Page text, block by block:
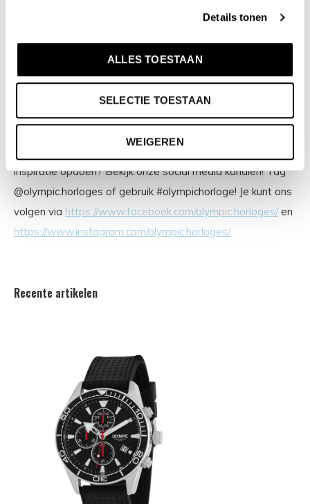
Details tonen
ALLES TOESTAAN
SELECTIE TOESTAAN
WEIGEREN
prijs-kwaliteitverhouding staat bij Olympic hoog in het
vaandel met prijzen die uiteenlopen van € 34,95 tot en
met € 159,00. 100% Nederlands ontwerp, waterdicht en
standaard 3 jaar fabrieksgarantie.
Inspiratie & social media
inspiratie opdoen? Bekijk onze social media kanalen! Tag
@olympic.horloges of gebruik #olympichorloge! Je kunt ons
volgen via https://www.facebook.com/olympic.horloges/en
https://www.instagram.com/olympic.horloges/
Recente artikelen